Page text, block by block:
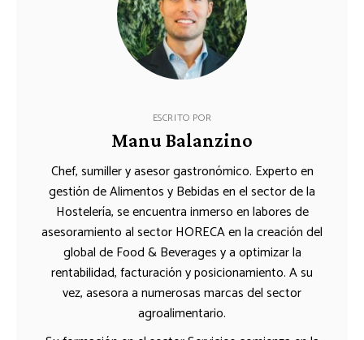
ESCRITO POR
Manu Balanzino
Chef, sumiller y asesor gastronómico. Experto en
gestión de Alimentos y Bebidas en el sector de la
Hostelería, se encuentra inmerso en labores de
asesoramiento al sector HORECA en la creación del
global de Food & Beverages y a optimizar la
rentabilidad, facturación y posicionamiento. A su
vez, asesora a numerosas marcas del sector
agroalimentario.